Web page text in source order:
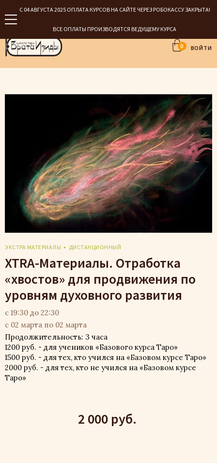
С 04 АВГУСТА 2025 ОПЛАТА КУРСОВ НА САЙТЕ ЧЕРЕЗ РОБОКАССУ ЗАКРЫТА!
ВСЕ ОПЛАТЫ ПРОИЗВОДЯТСЯ ВЕДУЩЕМУ КУРСА
0 ВОЙТИ
ЭКСТРА МАТЕРИАЛЫ ДИСТАНЦИОННЫЙ
XTRA-Материалы. Отработка
«хвостов» для продвижения по
уровням духовного развития
с 19:30 до 22:30
с 02 марта по 02 марта
2 000 руб.
Продолжительность: 3 часа
1200 руб. - для учеников «Базового курса Таро»
1500 руб. - для тех, кто учился на «Базовом курсе Таро»
2000 руб. - для тех, кто не учился на «Базовом курсе
Таро»